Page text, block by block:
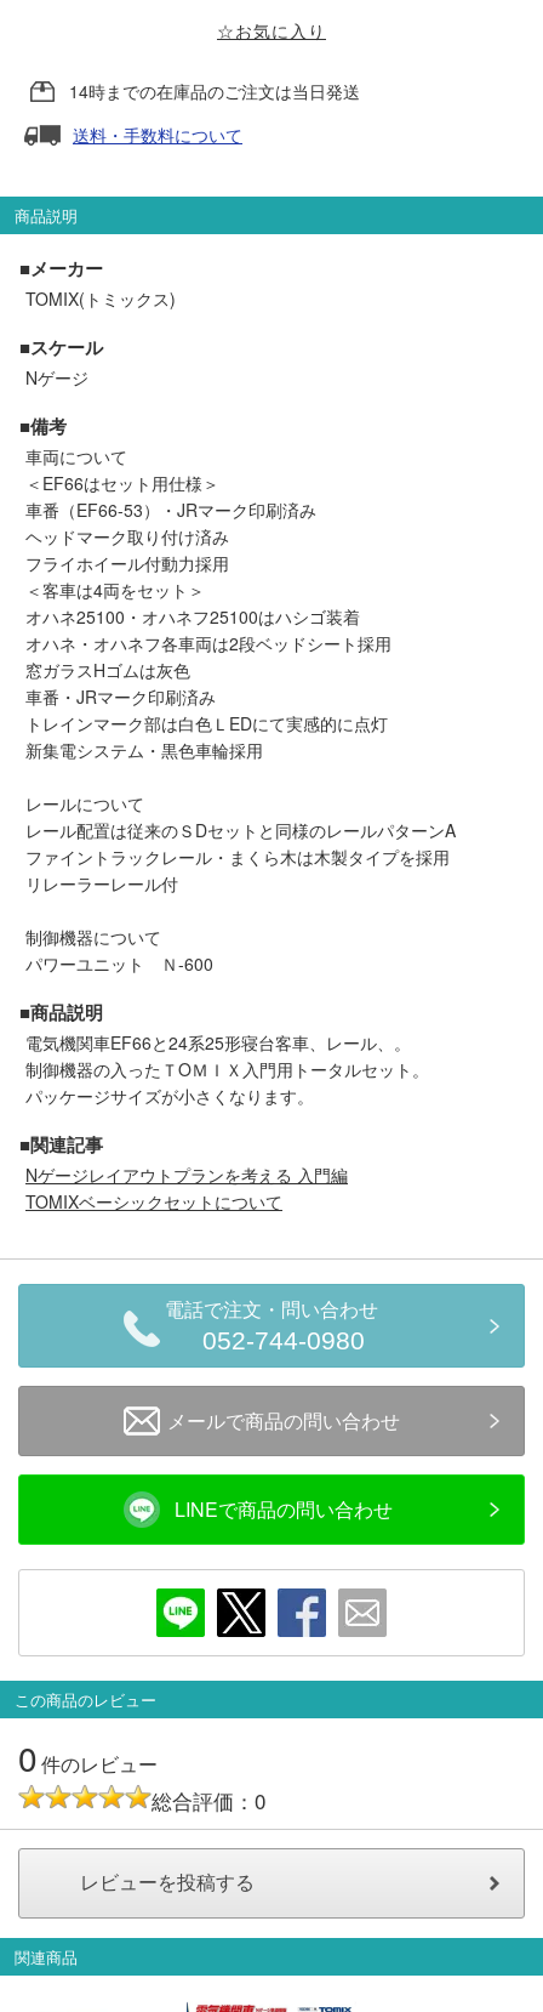
走行エリア別 鉄道模型車両リスト
北海道・東北
中部
中国・四国 九州・沖縄
お役立ち情報
鉄道模型の情報 商品レビュー
メルマガ登録 LINEお友達登録
Infomation
ご注文方法
ヘルプページ
お問い合せ
ログイン/マイページ
お気に入りリスト
新規会員登録
会員ランクについて
レビューについて
☆お気に入り
14時までの在庫品のご注文は当日発送
送料・手数料について
商品説明
■メーカー
TOMIX(トミックス)
■スケール
Nゲージ
■備考
車両について
＜EF66はセット用仕様＞
車番（EF66-53）・JRマーク印刷済み
ヘッドマーク取り付け済み
フライホイール付動力採用
＜客車は4両をセット＞
オハネ25100・オハネフ25100はハシゴ装着
オハネ・オハネフ各車両は2段ベッドシート採用
窓ガラスHゴムは灰色
車番・JRマーク印刷済み
トレインマーク部は白色ＬEDにて実感的に点灯
新集電システム・黒色車輪採用
レールについて
レール配置は従来のＳDセットと同様のレールパターンA
ファイントラックレール・まくら木は木製タイプを採用
リレーラーレール付
制御機器について
パワーユニット Ｎ-600
■商品説明
電気機関車EF66と24系25形寝台客車、レール、。
制御機器の入ったＴOＭＩＸ入門用トータルセット。
パッケージサイズが小さくなります。
■関連記事
Nゲージレイアウトプランを考える 入門編
TOMIXベーシックセットについて
電話で注文・問い合わせ
052-744-0980
メールで商品の問い合わせ
LINEで商品の問い合わせ
この商品のレビュー
0件のレビュー
総合評価：0
関連商品